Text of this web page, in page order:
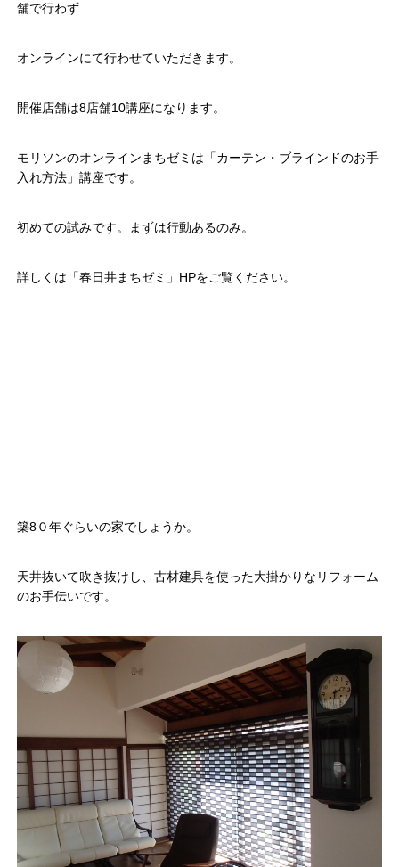
舗で行わず
オンラインにて行わせていただきます。
開催店舗は8店舗10講座になります。
モリソンのオンラインまちゼミは「カーテン・ブラインドのお手
入れ方法」講座です。
初めての試みです。まずは行動あるのみ。
詳しくは「春日井まちゼミ」HPをご覧ください。
築8０年ぐらいの家でしょうか。
天井抜いて吹き抜けし、古材建具を使った大掛かりなリフォーム
のお手伝いです。